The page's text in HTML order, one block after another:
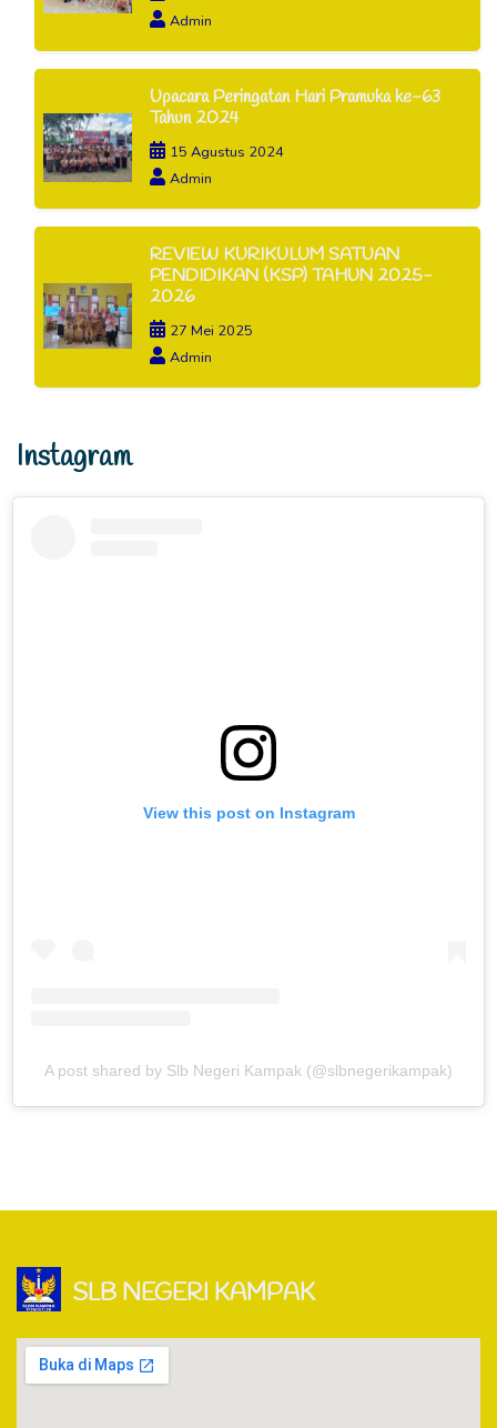
Admin
Upacara Peringatan Hari Pramuka ke-63
Tahun 2024
15 Agustus 2024
Admin
REVIEW KURIKULUM SATUAN
PENDIDIKAN (KSP) TAHUN 2025-
2026
27 Mei 2025
Admin
Instagram
View this post on Instagram
A post shared by Slb Negeri Kampak (@slbnegerikampak)
SLB NEGERI KAMPAK